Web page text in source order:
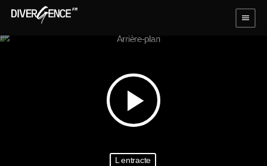
menu
play_arrow
L entracte